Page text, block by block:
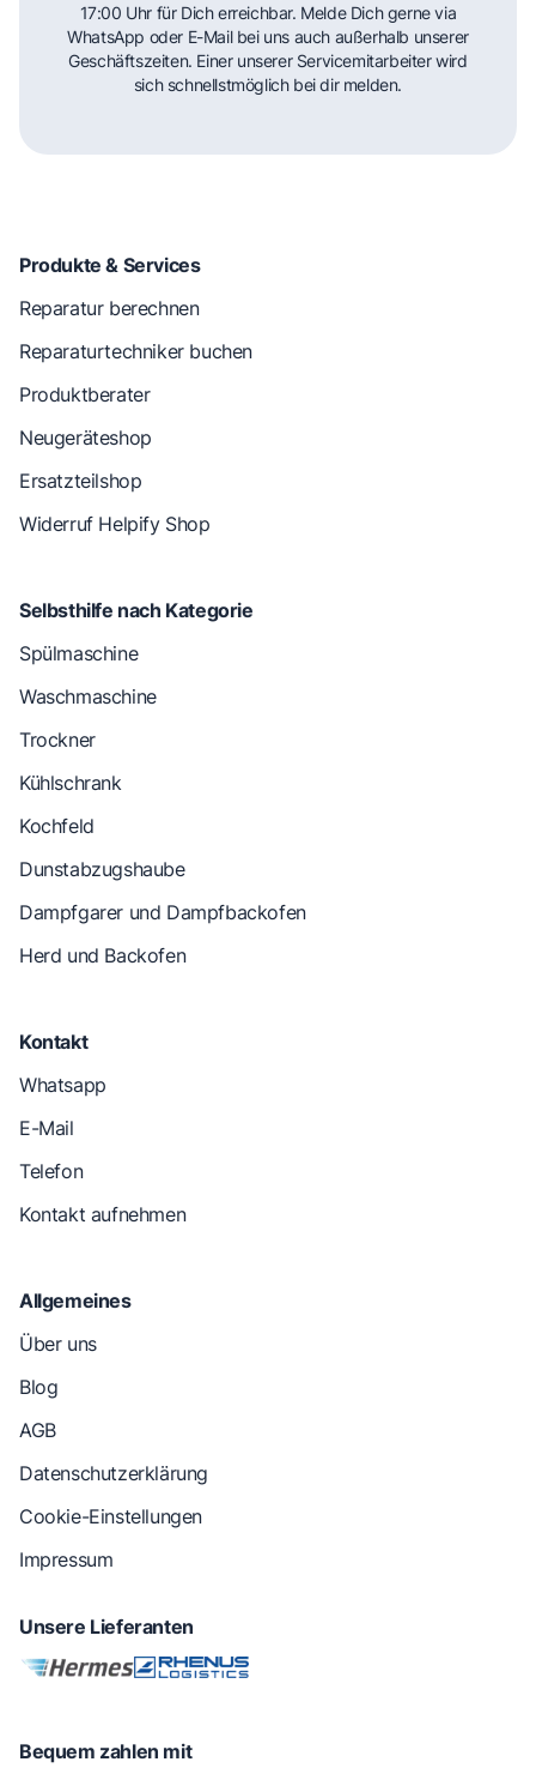
17:00 Uhr für Dich erreichbar. Melde Dich gerne via
WhatsApp oder E-Mail bei uns auch außerhalb unserer
Geschäftszeiten. Einer unserer Servicemitarbeiter wird
sich schnellstmöglich bei dir melden.
Produkte & Services
Reparatur berechnen
Reparaturtechniker buchen
Produktberater
Neugeräteshop
Ersatzteilshop
Widerruf Helpify Shop
Selbsthilfe nach Kategorie
Spülmaschine
Waschmaschine
Trockner
Kühlschrank
Kochfeld
Dunstabzugshaube
Dampfgarer und Dampfbackofen
Herd und Backofen
Kontakt
Whatsapp
E-Mail
Telefon
Kontakt aufnehmen
Allgemeines
Über uns
Blog
AGB
Datenschutzerklärung
Cookie-Einstellungen
Impressum
Unsere Lieferanten
Bequem zahlen mit